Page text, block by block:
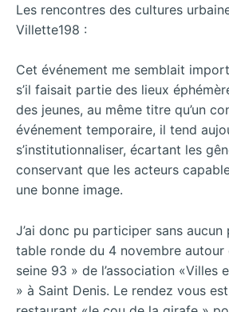
Les rencontres des cultures
Villette198 :
Cet événement me semblait
s’il faisait partie des lieux
des jeunes, au même titre qu’un
événement temporaire, il tend
s’institutionnaliser, écartant les
conservant que les acteurs
une bonne image.
J’ai donc pu participer sans aucun
table ronde du 4 novembre
seine 93 » de l’association «Villes
» à Saint Denis. Le rendez vous